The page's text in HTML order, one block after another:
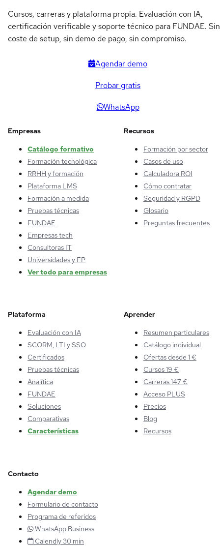
Cursos, carreras y plataforma propia. Evaluación con IA,
certificación verificable y soporte técnico para FUNDAE. Sin
coste de setup, sin demo de pago, sin compromiso.
Agendar demo
Probar gratis
WhatsApp
Empresas
Catálogo formativo
Formación tecnológica
RRHH y formación
Plataforma LMS
Formación a medida
Pruebas técnicas
FUNDAE
Empresas tech
Consultoras IT
Universidades y FP
Ver todo para empresas
Recursos
Formación por sector
Casos de uso
Calculadora ROI
Cómo contratar
Seguridad y RGPD
Glosario
Preguntas frecuentes
Plataforma
Evaluación con IA
SCORM, LTI y SSO
Certificados
Pruebas técnicas
Analítica
FUNDAE
Soluciones
Comparativas
Características
Aprender
Resumen particulares
Catálogo individual
Ofertas desde 1 €
Cursos 19 €
Carreras 147 €
Acceso PLUS
Precios
Blog
Recursos
Contacto
Agendar demo
Formulario de contacto
Programa de referidos
WhatsApp Business
Calendly 30 min